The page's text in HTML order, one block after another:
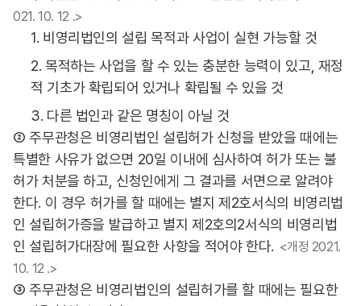
021. 10. 12 .>
1. 비영리법인의 설립 목적과 사업이 실현 가능할 것
2. 목적하는 사업을 할 수 있는 충분한 능력이 있고, 재정
적 기초가 확립되어 있거나 확립될 수 있을 것
3. 다른 법인과 같은 명칭이 아닐 것
② 주무관청은 비영리법인 설립허가 신청을 받았을 때에는
특별한 사유가 없으면 20일 이내에 심사하여 허가 또는 불
허가 처분을 하고, 신청인에게 그 결과를 서면으로 알려야
한다. 이 경우 허가를 할 때에는 별지 제2호서식의 비영리법
인 설립허가증을 발급하고 별지 제2호의2서식의 비영리법
인 설립허가대장에 필요한 사항을 적어야 한다. <개정 2021.
10. 12 .>
③ 주무관청은 비영리법인의 설립허가를 할 때에는 필요한